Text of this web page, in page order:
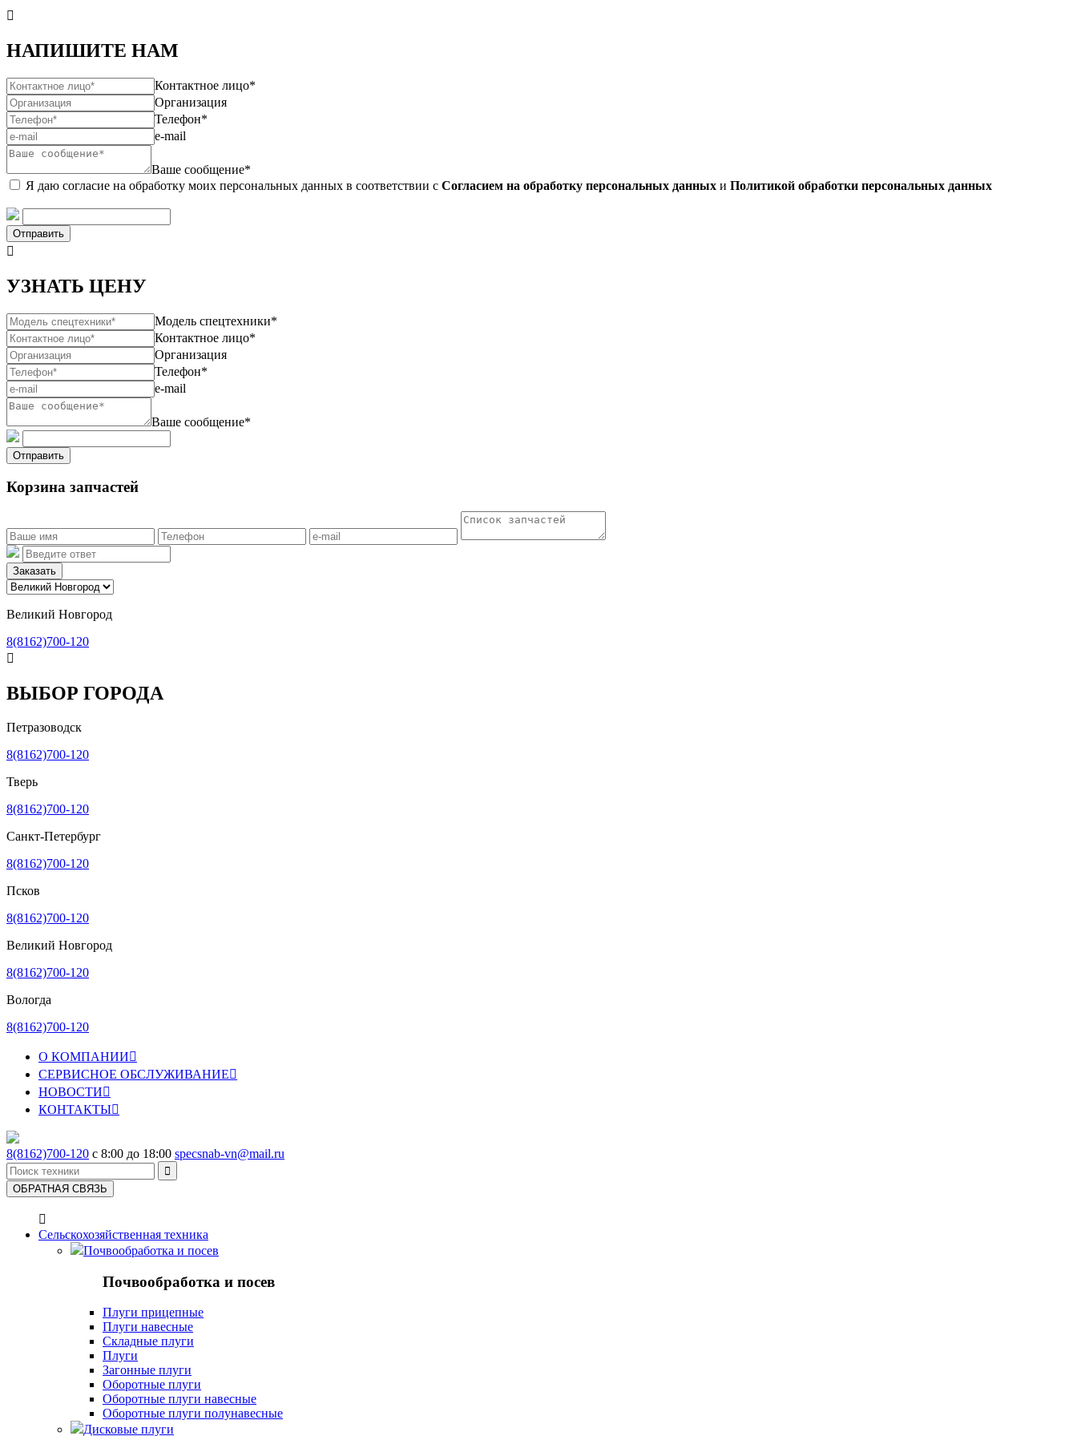

НАПИШИТЕ НАМ
Контактное лицо*
Организация
Телефон*
e-mail
Ваше сообщение*
Я даю согласие на обработку моих персональных данных в соответствии с Согласием на обработку персональных данных и Политикой обработки персональных данных
Отправить

УЗНАТЬ ЦЕНУ
Модель спецтехники*
Контактное лицо*
Организация
Телефон*
e-mail
Ваше сообщение*
Отправить
Корзина запчастей
Заказать
Великий Новгород
8(8162)700-120

ВЫБОР ГОРОДА
Петразоводск
8(8162)700-120
Тверь
8(8162)700-120
Санкт-Петербург
8(8162)700-120
Псков
8(8162)700-120
Великий Новгород
8(8162)700-120
Вологда
8(8162)700-120
О КОМПАНИИ
СЕРВИСНОЕ ОБСЛУЖИВАНИЕ
НОВОСТИ
КОНТАКТЫ
8(8162)700-120 с 8:00 до 18:00 specsnab-vn@mail.ru

ОБРАТНАЯ СВЯЗЬ

Сельскохозяйственная техника
Почвообработка и посев
Почвообработка и посев
Плуги прицепные
Плуги навесные
Складные плуги
Плуги
Загонные плуги
Оборотные плуги
Оборотные плуги навесные
Оборотные плуги полунавесные
Дисковые плуги